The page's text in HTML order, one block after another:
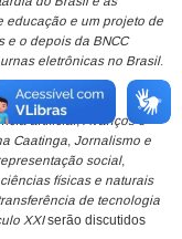
educação e um projeto de
e o depois da BNCC
eletrônicas no Brasil.
públicas,
artificial,Avanços e
Caatinga, Jornalismo e
social,
físicas e naturais
de tecnologia
XXIserão discutidos